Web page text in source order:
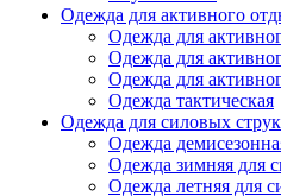
Одежда для активного
Одежда для
Одежда для
Одежда для
Одежда тактическая
Одежда для силовых
Одежда
Одежда зимняя для
Одежда летняя для